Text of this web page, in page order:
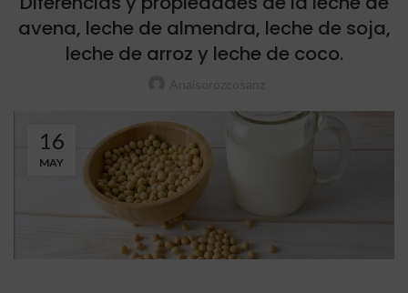
avena, leche de almendra, leche de soja,
leche de arroz y leche de coco.
16
MAY